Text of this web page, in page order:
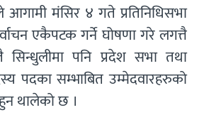
आगामी मंसिर ४ गते प्रतिनिधिसभा
एकैपटक गर्ने घोषणा गरे लगत्तै
पनि प्रदेश सभा तथा
पदका सम्भाबित उम्मेदवारहरुको
थालेको छ ।